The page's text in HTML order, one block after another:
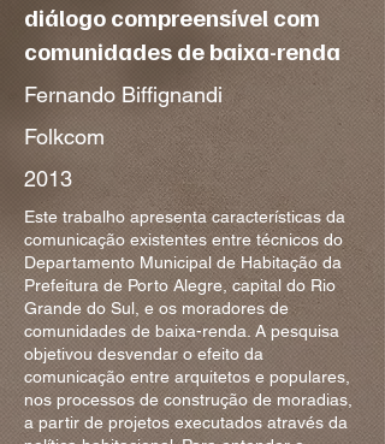
diálogo compreensível com
comunidades de baixa-renda
Fernando Biffignandi
Folkcom
2013
Este trabalho apresenta características da
comunicação existentes entre técnicos do
Departamento Municipal de Habitação da
Prefeitura de Porto Alegre, capital do Rio
Grande do Sul, e os moradores de
comunidades de baixa-renda. A pesquisa
objetivou desvendar o efeito da
comunicação entre arquitetos e populares,
nos processos de construção de moradias,
a partir de projetos executados através da